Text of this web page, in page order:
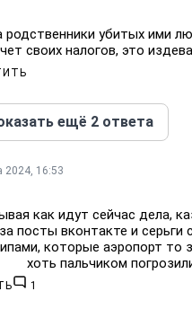
родственники убитых ими
своих налогов, это
ещё 2 ответа
2024, 16:53
как идут сейчас дела,
посты вконтакте и серьги
которые аэропорт то
хоть пальчиком
1